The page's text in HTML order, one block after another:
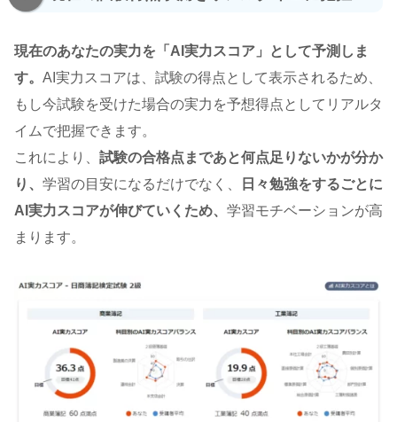
現在のあなたの実力を「AI実力スコア」として予測しま
す。 AI実力スコアは、試験の得点として表示されるため、
もし今試験を受けた場合の実力を予想得点としてリアルタ
イムで把握できます。
これにより、 試験の合格点まであと何点足りないかが分か
り、 学習の目安になるだけでなく、
日々勉強をするごとに
AI実力スコアが伸びていくため、 学習モチベーションが高
まります。